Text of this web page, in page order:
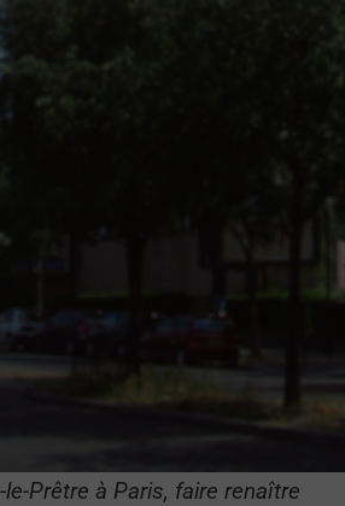
Prêtre à Paris, faire renaître